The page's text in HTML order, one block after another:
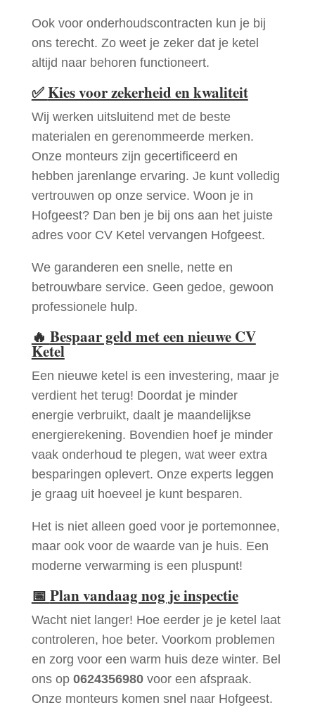
Ook voor onderhoudscontracten kun je bij
ons terecht. Zo weet je zeker dat je ketel
altijd naar behoren functioneert.
✅Kies voor zekerheid en kwaliteit
Wij werken uitsluitend met de beste
materialen en gerenommeerde merken.
Onze monteurs zijn gecertificeerd en
hebben jarenlange ervaring. Je kunt volledig
vertrouwen op onze service. Woon je in
Hofgeest? Dan ben je bij ons aan het juiste
adres voor CV Ketel vervangen Hofgeest.
We garanderen een snelle, nette en
betrouwbare service. Geen gedoe, gewoon
professionele hulp.
🔥 Bespaar geld met een nieuwe CV
Ketel
Een nieuwe ketel is een investering, maar je
verdient het terug! Doordat je minder
energie verbruikt, daalt je maandelijkse
energierekening. Bovendien hoef je minder
vaak onderhoud te plegen, wat weer extra
besparingen oplevert. Onze experts leggen
je graag uit hoeveel je kunt besparen.
Het is niet alleen goed voor je portemonnee,
maar ook voor de waarde van je huis. Een
moderne verwarming is een pluspunt!
📅 Plan vandaag nog je inspectie
Wacht niet langer! Hoe eerder je je ketel laat
controleren, hoe beter. Voorkom problemen
en zorg voor een warm huis deze winter. Bel
ons op 0624356980voor een afspraak.
Onze monteurs komen snel naar Hofgeest.